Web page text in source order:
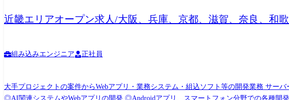
近畿エリアオープン求人/大阪、兵庫、京都、滋賀、奈良、和
組み込みエンジニア 正社員
大手プロジェクトの案件からWebアプリ・業務システム・組込ソフト等の開発業務 サーバー、ネットワーク等の構築業務 【案件例】
◎AI関連システムやWebアプリの開発 ◎Androidアプリ、スマートフォン分野での各種開発 ◎ECサイト、ポータルサイトの開発 <